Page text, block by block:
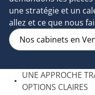
une stratégie et un
allez et ce que nous
Nos cabinets en
UNE APPROCHE
OPTIONS CLAIRES